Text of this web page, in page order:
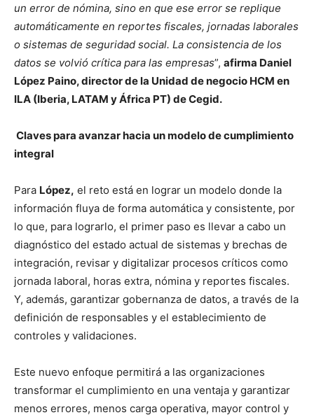
un error de nómina, sino en que ese error se replique
automáticamente en reportes fiscales, jornadas laborales
o sistemas de seguridad social. La consistencia de los
datos se volvió crítica para las empresas”, afirma Daniel
López Paino, director de la Unidad de negocio HCM en
ILA (Iberia, LATAM y África PT) de Cegid.
Claves para avanzar hacia un modelo de cumplimiento
integral
Para López, el reto está en lograr un modelo donde la
información fluya de forma automática y consistente, por
lo que, para lograrlo, el primer paso es llevar a cabo un
diagnóstico del estado actual de sistemas y brechas de
integración, revisar y digitalizar procesos críticos como
jornada laboral, horas extra, nómina y reportes fiscales.
Y, además, garantizar gobernanza de datos, a través de la
definición de responsables y el establecimiento de
controles y validaciones.
Este nuevo enfoque permitirá a las organizaciones
transformar el cumplimiento en una ventaja y garantizar
menos errores, menos carga operativa, mayor control y